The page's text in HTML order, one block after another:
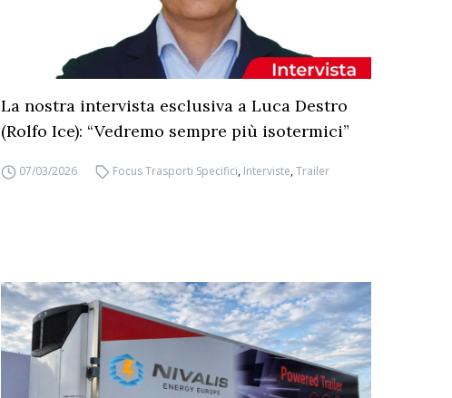
La nostra intervista esclusiva a Luca Destro
(Rolfo Ice): “Vedremo sempre più isotermici”
07/03/2026 Focus Trasporti Specifici, Interviste,Trailer